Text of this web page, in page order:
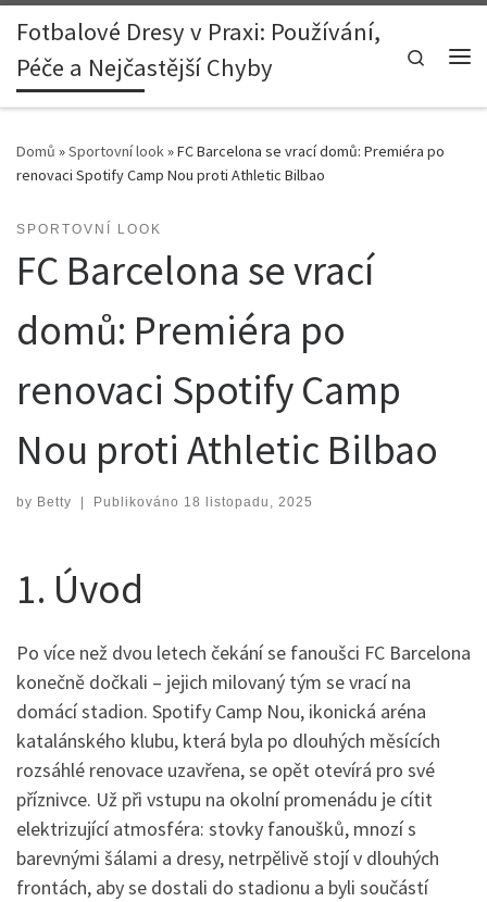
Skip to content
Fotbalové Dresy v Praxi: Používání,
Péče a Nejčastější Chyby
Search
Domů »Sportovní look»FC Barcelona se vrací domů: Premiéra po
renovaci Spotify Camp Nou proti Athletic Bilbao
SPORTOVNÍ LOOK
FC Barcelona se vrací
domů: Premiéra po
renovaci Spotify Camp
Nou proti Athletic Bilbao
by Betty Publikováno 18 listopadu, 2025
1. Úvod
Po více než dvou letech čekání se fanoušci FC Barcelona
konečně dočkali – jejich milovaný tým se vrací na
domácí stadion. Spotify Camp Nou, ikonická aréna
katalánského klubu, která byla po dlouhých měsících
rozsáhlé renovace uzavřena, se opět otevírá pro své
příznivce. Už při vstupu na okolní promenádu je cítit
elektrizující atmosféra: stovky fanoušků, mnozí s
barevnými šálami a dresy, netrpělivě stojí v dlouhých
frontách, aby se dostali do stadionu a byli součástí